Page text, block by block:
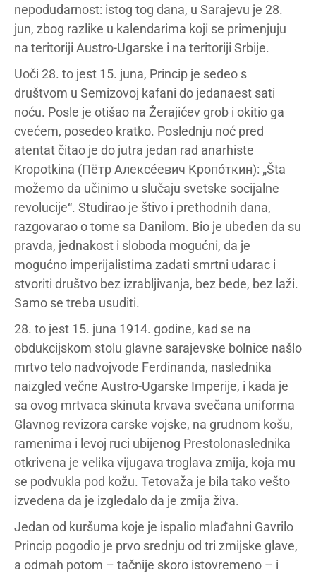
nepodudarnost: istog tog dana, u Sarajevu je 28.
jun, zbog razlike u kalendarima koji se primenjuju
na teritoriji Austro-Ugarske i na teritoriji Srbije.
Uoči 28. to jest 15. juna, Princip je sedeo s
društvom u Semizovoj kafani do jedanaest sati
noću. Posle je otišao na Žerajićev grob i okitio ga
cvećem, posedeo kratko. Poslednju noć pred
atentat čitao je do jutra jedan rad anarhiste
Kropotkina (Пётр Алексе́евич Кропо́ткин): „Šta
možemo da učinimo u slučaju svetske socijalne
revolucije“. Studirao je štivo i prethodnih dana,
razgovarao o tome sa Danilom. Bio je ubeđen da su
pravda, jednakost i sloboda mogućni, da je
mogućno imperijalistima zadati smrtni udarac i
stvoriti društvo bez izrabljivanja, bez bede, bez laži.
Samo se treba usuditi.
28. to jest 15. juna 1914. godine, kad se na
obdukcijskom stolu glavne sarajevske bolnice našlo
mrtvo telo nadvojvode Ferdinanda, naslednika
naizgled večne Austro-Ugarske Imperije, i kada je
sa ovog mrtvaca skinuta krvava svečana uniforma
Glavnog revizora carske vojske, na grudnom košu,
ramenima i levoj ruci ubijenog Prestolonaslednika
otkrivena je velika vijugava troglava zmija, koja mu
se podvukla pod kožu. Tetovaža je bila tako vešto
izvedena da je izgledalo da je zmija živa.
Jedan od kuršuma koje je ispalio mlađahni Gavrilo
Princip pogodio je prvo srednju od tri zmijske glave,
a odmah potom – tačnije skoro istovremeno – i